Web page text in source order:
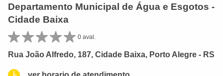
Departamento Municipal de Água e Esgotos -
Cidade Baixa
0 aval.
Rua João Alfredo, 187, Cidade Baixa, Porto Alegre - RS